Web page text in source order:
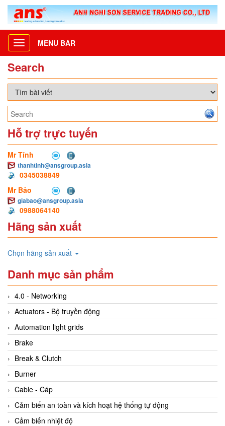
Toggle
navigation
MENU BAR
Search
Hỗ trợ trực tuyến
Mr Tính
thanhtinh@ansgroup.asia
0345038849
Mr Bảo
giabao@ansgroup.asia
0988064140
Hãng sản xuất
Chọn hãng sản xuất
Danh mục sản phẩm
4.0 - Networking
Actuators - Bộ truyền động
Automation light grids
Brake
Break & Clutch
Burner
Cable - Cáp
Cảm biến an toàn và kích hoạt hệ thống tự động
Cảm biến nhiệt độ